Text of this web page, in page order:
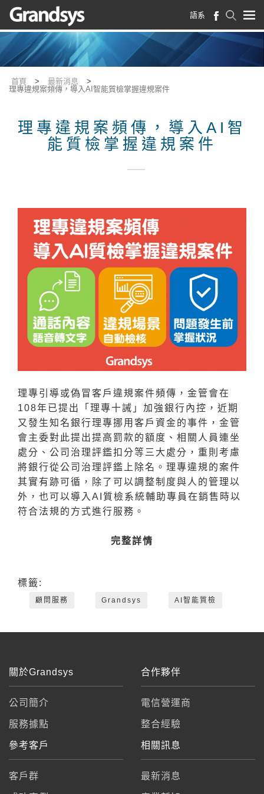
語系
首頁 > 最新消息
>
理專違規案頻傳，導入AI智能質檢掌握違規案件
理專違規案頻傳，導入AI智
能質檢掌握違規案件
理專引導或偽冒客戶違規案件頻傳，金管會在
108年已提出「理專十誡」加強銀行內控，近期
又發生知名銀行理專挪用客戶資金的事件，金管
會主委對此提出提高罰款的額度、相關人員連坐
處分、公司治理評鑑扣分等三大處分，重則考慮
將銀行從公司治理評鑑上除名。理專違規的案件
其實有跡可循，除了可以調整制度與人的管理以
外，也可以導入AI質檢系統輔助專員在銷售時以
符合法規的方式進行服務。
完整詳情
標籤:
顧問服務 Grandsys AI智能質檢
關於Grandsys
公司簡介
服務據點
合作夥伴
電信營運商
整合經驗
參考客戶
客戶群
相關訊息
最新消息